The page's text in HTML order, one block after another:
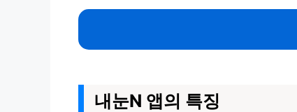
내눈N 앱의 특징